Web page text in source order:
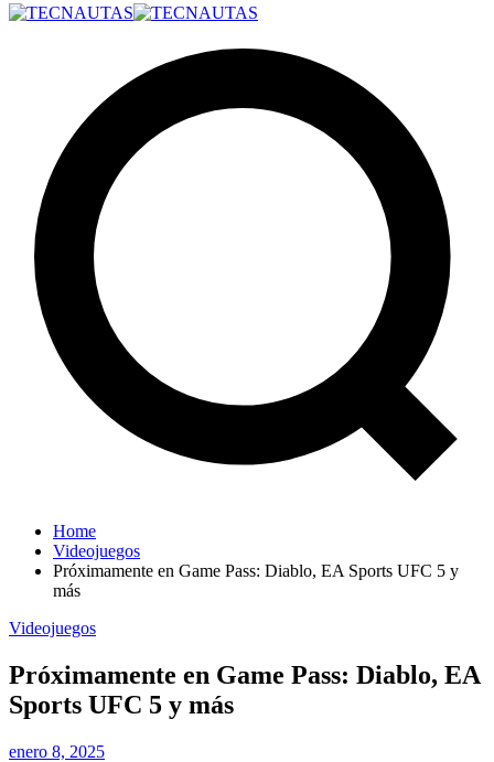
Home
Videojuegos
Próximamente en Game Pass: Diablo, EA Sports UFC 5 y
más
Videojuegos
Próximamente en Game Pass: Diablo, EA
Sports UFC 5 y más
enero 8, 2025